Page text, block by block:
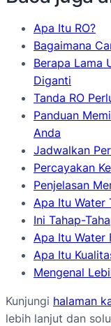
Apa Itu RO?
Bagaimana
Berapa Lama
Diganti
Tanda RO
Panduan
Anda
Jadwalkan
Percayakan
Penjelasan
Apa Itu Water
Ini Tahap-
Apa Itu Water
Apa Itu
Mengenal
Kunjungi halaman
lebih lanjut dan